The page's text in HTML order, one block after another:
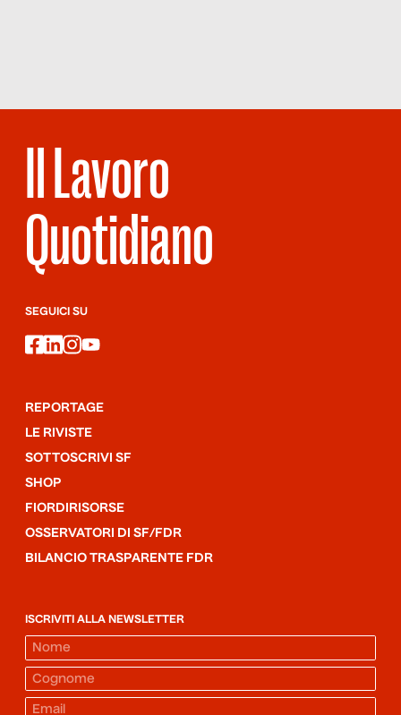
Il Lavoro
Quotidiano
SEGUICI SU
facebook
linkedin
instagram
youtube
REPORTAGE
LE RIVISTE
SOTTOSCRIVI SF
SHOP
FIORDIRISORSE
OSSERVATORI DI SF/FDR
BILANCIO TRASPARENTE FDR
ISCRIVITI ALLA NEWSLETTER